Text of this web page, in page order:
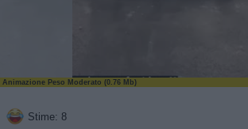
Animazione Peso Moderato (0.76 Mb)
Stime: 8